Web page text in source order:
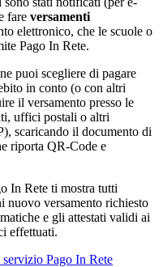
fare versamenti
elettronico, che le scuole o
Pago In Rete.
puoi scegliere di pagare
in conto (o con altri
il versamento presso le
uffici postali o altri
scaricando il documento di
riporta QR-Code e
In Rete ti mostra tutti
nuovo versamento richiesto
e gli attestati validi ai
effettuati.
Pago In Rete